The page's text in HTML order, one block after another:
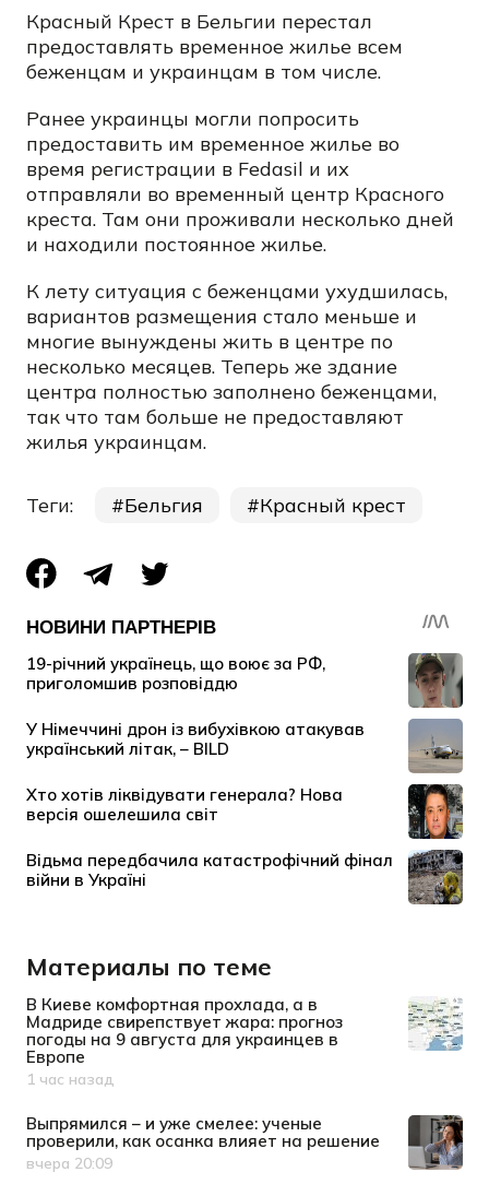
Красный Крест в Бельгии перестал
предоставлять временное жилье всем
беженцам и украинцам в том числе.
Ранее украинцы могли попросить
предоставить им временное жилье во
время регистрации в Fedasil и их
отправляли во временный центр Красного
креста. Там они проживали несколько дней
и находили постоянное жилье.
К лету ситуация с беженцами ухудшилась,
вариантов размещения стало меньше и
многие вынуждены жить в центре по
несколько месяцев. Теперь же здание
центра полностью заполнено беженцами,
так что там больше не предоставляют
жилья украинцам.
Теги: Бельгия Красный крест
Материалы по теме
В Киеве комфортная прохлада, а в
Мадриде свирепствует жара: прогноз
погоды на 9 августа для украинцев в
Европе
Дата публикации
1 час назад
Выпрямился – и уже смелее: ученые
проверили, как осанка влияет на решение
Дата публикации
вчера 20:09